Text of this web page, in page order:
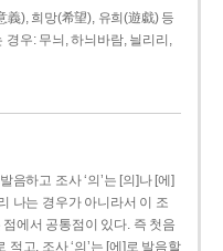
義), 희망(希望), 유희(遊戱) 등
경우: 무늬, 하늬바람, 늴리리,
음하고 조사 ‘의’는 [의]나 [에]
나는 경우가 아니라서 이 조
점에서 공통점이 있다. 즉 첫음
적고, 조사 ‘의’는 [에]로 발음할